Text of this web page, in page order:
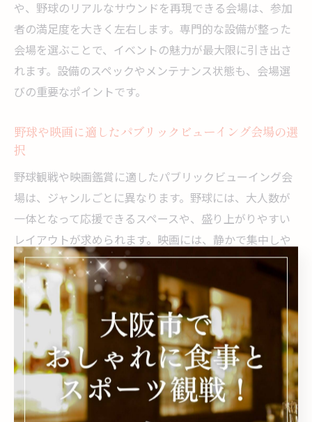
や、野球のリアルなサウンドを再現できる会場は、参加
者の満足度を大きく左右します。専門的な設備が整った
会場を選ぶことで、イベントの魅力が最大限に引き出さ
れます。設備のスペックやメンテナンス状態も、会場選
びの重要なポイントです。
野球や映画に適したパブリックビューイング会場の選
択
野球観戦や映画鑑賞に適したパブリックビューイング会
場は、ジャンルごとに異なります。野球には、大人数が
一体となって応援できるスペースや、盛り上がりやすい
レイアウトが求められます。映画には、静かで集中しや
すい環境や、視界を遮らない座席配置が重要です。具体
的には、会場の遮音性やスクリーンの見やすさ、座席間
隔などを確認しましょう。用途に合わせた会場選びが、
満足度の高い体験につながります。
パブリックビューイング会場の座席配置と快適性の工
快適なパブリックビューイングには、座席配置の工夫が